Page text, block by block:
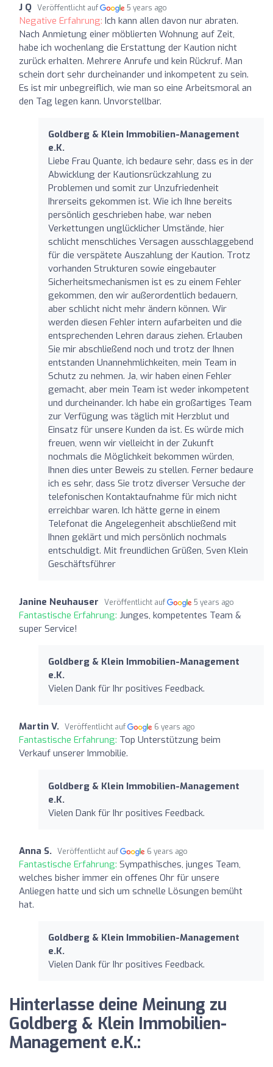
J Q Veröffentlicht auf 5 years ago
Negative Erfahrung: Ich kann allen davon nur abraten.
Nach Anmietung einer möblierten Wohnung auf Zeit,
habe ich wochenlang die Erstattung der Kaution nicht
zurück erhalten. Mehrere Anrufe und kein Rückruf. Man
schein dort sehr durcheinander und inkompetent zu sein.
Es ist mir unbegreiflich, wie man so eine Arbeitsmoral an
den Tag legen kann. Unvorstellbar.
Goldberg & Klein Immobilien-Management
e.K.
Liebe Frau Quante, ich bedaure sehr, dass es in der
Abwicklung der Kautionsrückzahlung zu
Problemen und somit zur Unzufriedenheit
Ihrerseits gekommen ist. Wie ich Ihne bereits
persönlich geschrieben habe, war neben
Verkettungen unglücklicher Umstände, hier
schlicht menschliches Versagen ausschlaggebend
für die verspätete Auszahlung der Kaution. Trotz
vorhanden Strukturen sowie eingebauter
Sicherheitsmechanismen ist es zu einem Fehler
gekommen, den wir außerordentlich bedauern,
aber schlicht nicht mehr ändern können. Wir
werden diesen Fehler intern aufarbeiten und die
entsprechenden Lehren daraus ziehen. Erlauben
Sie mir abschließend noch und trotz der Ihnen
entstanden Unannehmlichkeiten, mein Team in
Schutz zu nehmen. Ja, wir haben einen Fehler
gemacht, aber mein Team ist weder inkompetent
und durcheinander. Ich habe ein großartiges Team
zur Verfügung was täglich mit Herzblut und
Einsatz für unsere Kunden da ist. Es würde mich
freuen, wenn wir vielleicht in der Zukunft
nochmals die Möglichkeit bekommen würden,
Ihnen dies unter Beweis zu stellen. Ferner bedaure
ich es sehr, dass Sie trotz diverser Versuche der
telefonischen Kontaktaufnahme für mich nicht
erreichbar waren. Ich hätte gerne in einem
Telefonat die Angelegenheit abschließend mit
Ihnen geklärt und mich persönlich nochmals
entschuldigt. Mit freundlichen Grüßen, Sven Klein
Geschäftsführer
Janine Neuhauser Veröffentlicht auf 5 years ago
Fantastische Erfahrung: Junges, kompetentes Team &
super Service!
Goldberg & Klein Immobilien-Management
e.K.
Vielen Dank für Ihr positives Feedback.
Martin V. Veröffentlicht auf 6 years ago
Fantastische Erfahrung: Top Unterstützung beim
Verkauf unserer Immobilie.
Goldberg & Klein Immobilien-Management
e.K.
Vielen Dank für Ihr positives Feedback.
Anna S. Veröffentlicht auf 6 years ago
Fantastische Erfahrung: Sympathisches, junges Team,
welches bisher immer ein offenes Ohr für unsere
Anliegen hatte und sich um schnelle Lösungen bemüht
hat.
Goldberg & Klein Immobilien-Management
e.K.
Vielen Dank für Ihr positives Feedback.
Hinterlasse deine Meinung zu
Goldberg & Klein Immobilien-
Management e.K.: